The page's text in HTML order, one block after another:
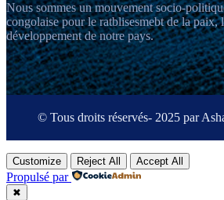
Nous sommes un mouvement socio-
congolaise pour le ratblisesmebt de la paix,
développement de notre pays.
© Tous droits réservés- 2025 par
Customize Reject All Accept All
Propulsé par
✖